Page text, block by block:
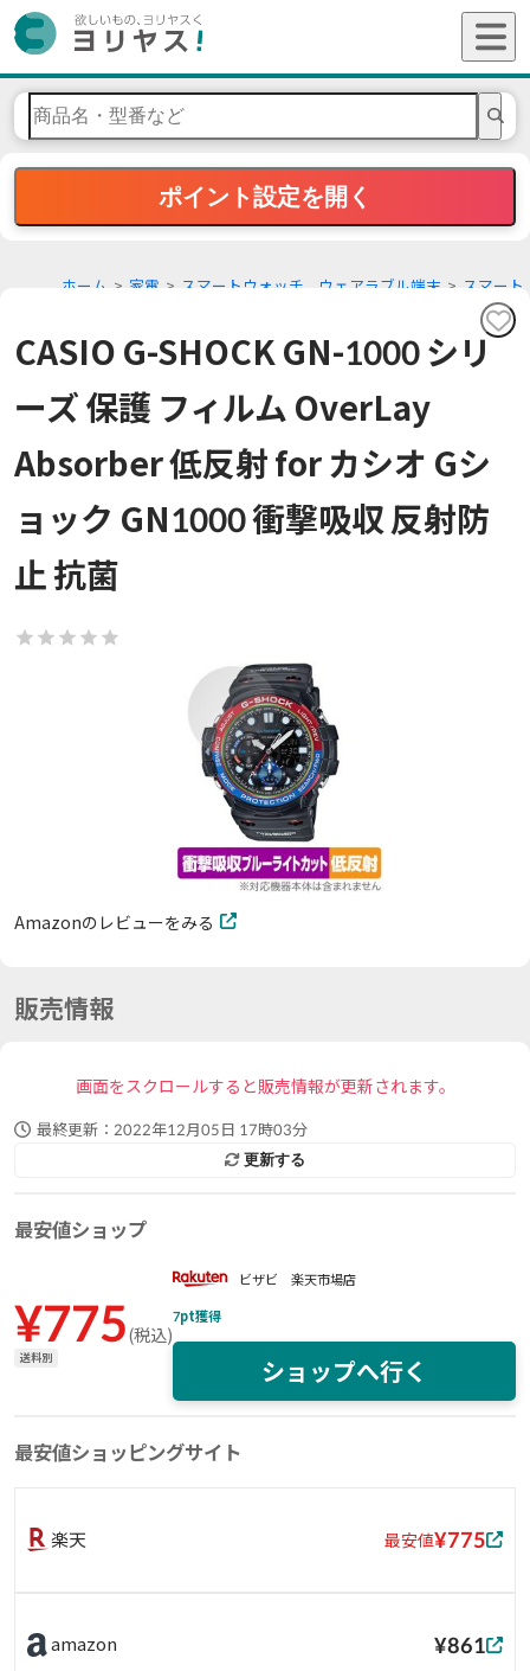
ポイント設定を開く
ホーム 家電 スマートウォッチ、ウェアラブル端末
スマート
CASIO G-SHOCK GN-1000 シリ
ーズ 保護 フィルム OverLay
Absorber 低反射 for カシオ Gシ
ョック GN1000 衝撃吸収 反射防
止 抗菌
Amazonのレビューをみる
販売情報
画面をスクロールすると販売情報が更新されます。
最終更新： 2022年12月05日 17時03分
更新する
最安値ショップ
¥775(税込)
送料別
ビザビ 楽天市場店
7pt獲得
ショップへ行く
最安値ショッピングサイト
楽天 最安値¥775
amazon ¥861